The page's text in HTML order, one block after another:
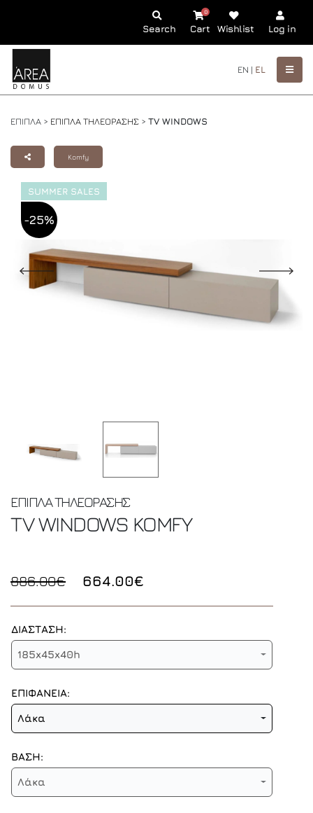
Search Cart
0
Wishlist Log in
EN | EL
ΕΠΙΠΛΑ > ΕΠΙΠΛΑ ΤΗΛΕΟΡΑΣΗΣ > TV WINDOWS
Komfy
SUMMER SALES
-25%
ΕΠΙΠΛΑ ΤΗΛΕΟΡΑΣΗΣ
TV WINDOWS KOMFY
886.00€ 664.00€
ΔΙΑΣΤΑΣΗ:
185x45x40h
ΕΠΙΦΑΝΕΙΑ:
Λάκα
ΒΑΣΗ:
Λάκα